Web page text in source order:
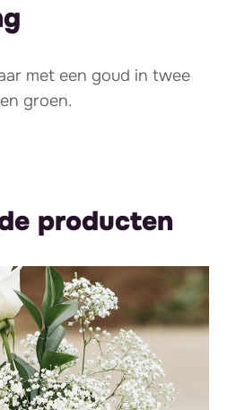
met een goud in twee
groen.
producten